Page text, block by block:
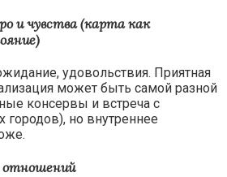
и чувства (карта как
удовольствия. Приятная
может быть самой разной
консервы и встреча с
городов), но внутреннее
отношений